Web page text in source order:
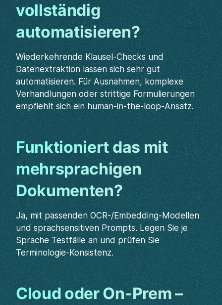
vollständig
automatisieren?
Wiederkehrende Klausel-Checks und
Datenextraktion lassen sich sehr gut
automatisieren. Für Ausnahmen, komplexe
Verhandlungen oder strittige Formulierungen
empfiehlt sich ein human-in-the-loop-Ansatz.
Funktioniert das mit
mehrsprachigen
Dokumenten?
Ja, mit passenden OCR-/Embedding-Modellen
und sprachsensitiven Prompts. Legen Sie je
Sprache Testfälle an und prüfen Sie
Terminologie-Konsistenz.
Cloud oder On-Prem –